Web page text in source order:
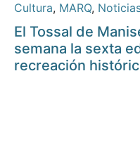
Cultura, MARQ,
El Tossal de
semana la sexta
recreación